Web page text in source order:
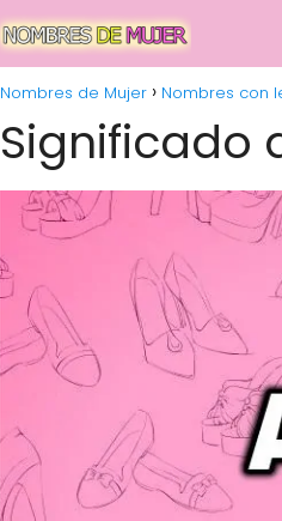
Nombres de Mujer Nombres con
Significado